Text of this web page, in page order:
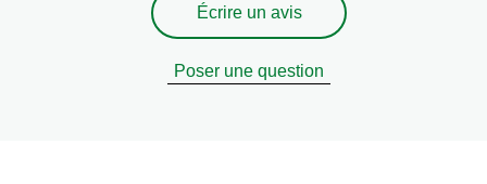
Écrire un avis
Poser une question